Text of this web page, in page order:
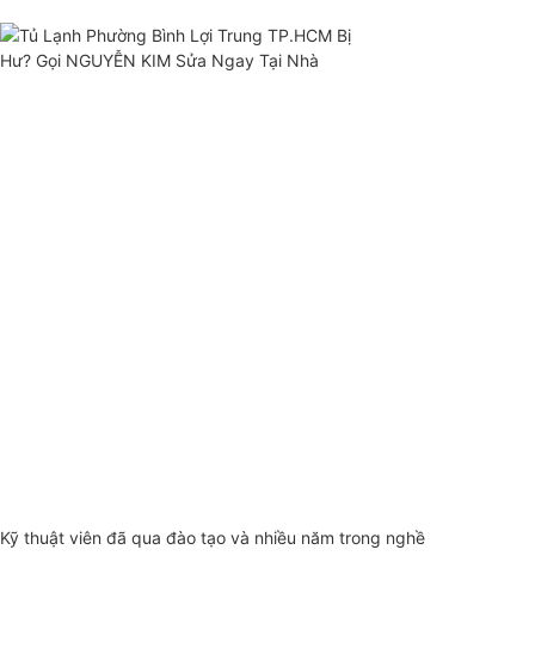
Kỹ thuật viên đã qua đào tạo và nhiều năm trong nghề